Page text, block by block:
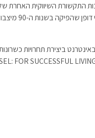
התקשורת השיווקית
ה-90 מיצבו אותה כחברה מסקרנת.
ביצירת תחרויות